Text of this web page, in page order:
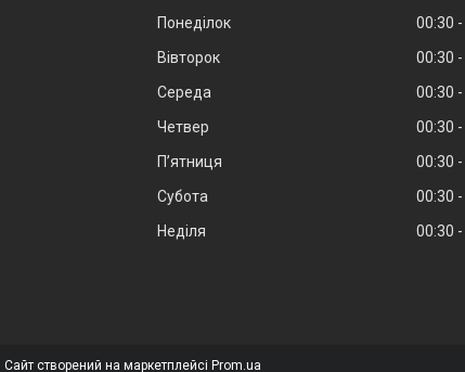
Понеділок 00:30
Вівторок
00:30
Середа
00:30
Четвер
00:30
Пʼятниця
00:30
Субота
00:30
Неділя
00:30
Сайт створений на маркетплейсі Prom.ua